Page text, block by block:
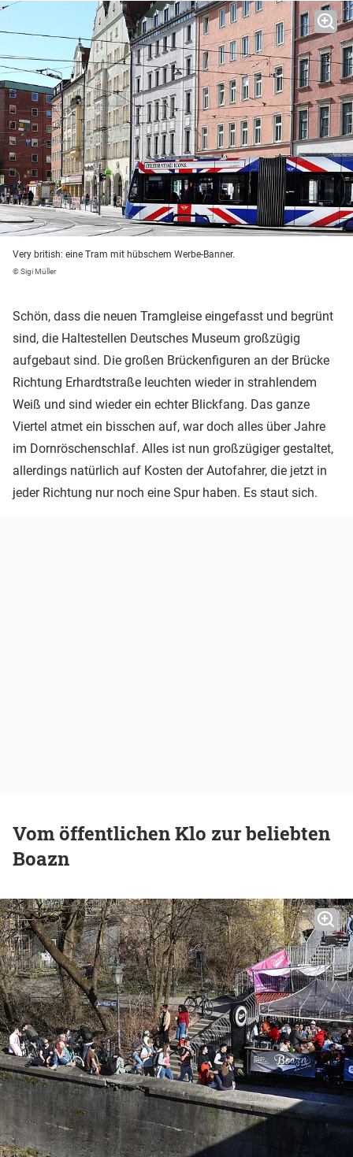
Very british: eine Tram mit hübschem Werbe-Banner.
© Sigi Müller
Schön, dass die neuen Tramgleise eingefasst und begrünt
sind, die Haltestellen Deutsches Museum großzügig
aufgebaut sind. Die großen Brückenfiguren an der Brücke
Richtung Erhardtstraße leuchten wieder in strahlendem
Weiß und sind wieder ein echter Blickfang. Das ganze
Viertel atmet ein bisschen auf, war doch alles über Jahre
im Dornröschenschlaf. Alles ist nun großzügiger gestaltet,
allerdings natürlich auf Kosten der Autofahrer, die jetzt in
jeder Richtung nur noch eine Spur haben. Es staut sich.
Vom öffentlichen Klo zur beliebten
Boazn